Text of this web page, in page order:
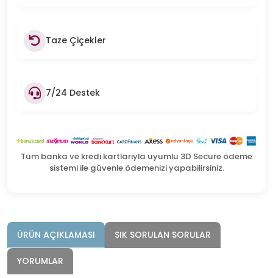
Taze Çiçekler
7/24 Destek
Tüm banka ve kredi kartlarıyla uyumlu 3D Secure ödeme
sistemi ile güvenle ödemenizi yapabilirsiniz.
ÜRÜN AÇIKLAMASI SIK SORULAN SORULAR
YORUMLAR